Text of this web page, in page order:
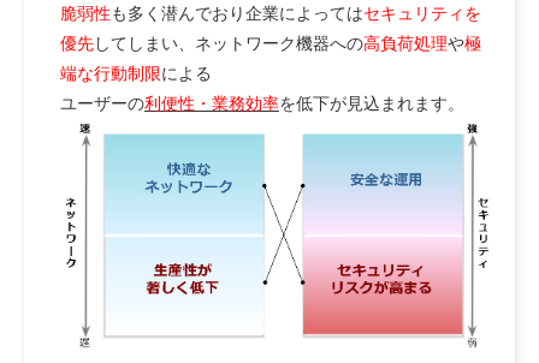
脆弱性も多く潜んでおり企業によってはセキュリティを
優先してしまい、ネットワーク機器への高負荷処理や極
端な行動制限による
ユーザーの利便性・業務効率を低下が見込まれます。